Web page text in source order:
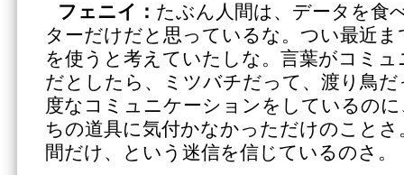
フェニイ： たぶん人間は、データを食
ターだけだと思っているな。つい最近
を使うと考えていたしな。言葉がコミ
だとしたら、ミツバチだって、渡り鳥
度なコミュニケーションをしているの
ちの道具に気付かなかっただけのこと
間だけ、という迷信を信じているのさ。